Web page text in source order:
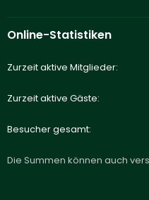
Online-Statistiken
Zurzeit aktive Mitglieder
Zurzeit aktive Gäste
Besucher gesamt
Die Summen können auch